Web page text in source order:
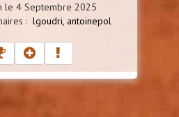
le 4 Septembre 2025
: lgoudri, antoinepol